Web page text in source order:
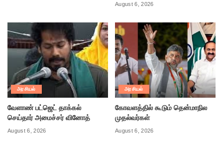
August 6, 2026
அரசியல்
வேளாண் பட்ஜெட் தாக்கல்
செய்தார் அமைச்சர் வினோத்
August 6, 2026
அரசியல்
கோவளத்தில் கூடும் தென்மாநில
முதல்வர்கள்
August 6, 2026